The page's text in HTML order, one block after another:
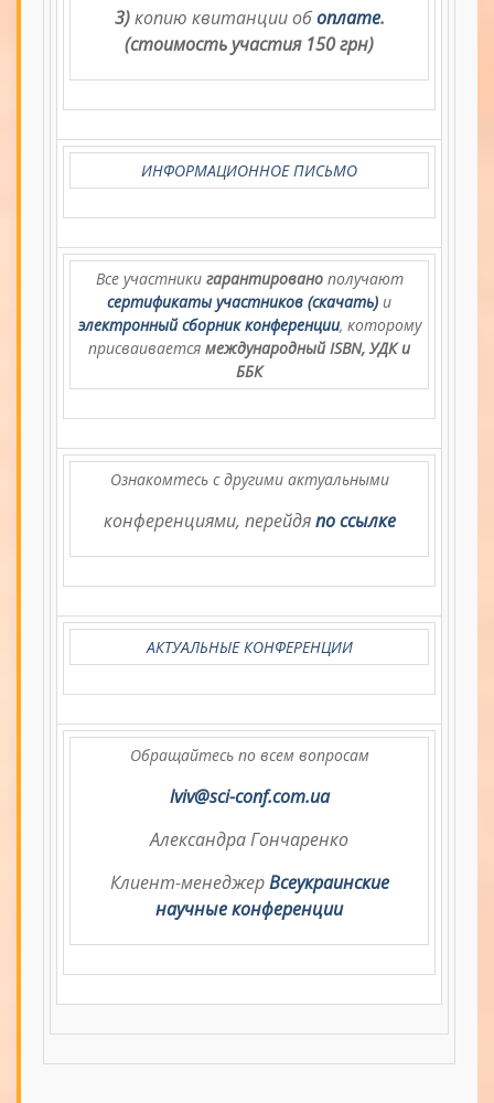
3)копию квитанции обоплате.
(стоимость участия 150 грн)
ИНФОРМАЦИОННОЕ ПИСЬМО
Все участники гарантированополучают
сертификаты участников (скачать) и
электронный сборник конференции, которому
присваивается международный ISBN, УДК и
ББК
Ознакомтесь с другими актуальными
конференциями, перейдяпо ссылке
АКТУАЛЬНЫЕ КОНФЕРЕНЦИИ
Обращайтесь по всем вопросам
lviv@sci-conf.com.ua
Александра Гончаренко
Клиент-менеджерВсеукраинские
научные конференции